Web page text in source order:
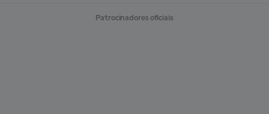
Patrocinadores oficiais